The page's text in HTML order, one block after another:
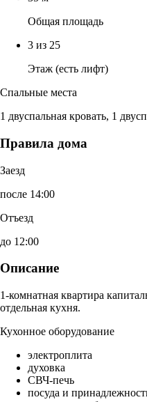
Общая площадь
3 из 25
Этаж (есть лифт)
Спальные места
1 двуспальная кровать, 1
Правила дома
Заезд
после 14:00
Отъезд
до 12:00
Описание
1-комнатная квартира
отдельная кухня.
Кухонное оборудование
электроплита
духовка
СВЧ-печь
посуда и